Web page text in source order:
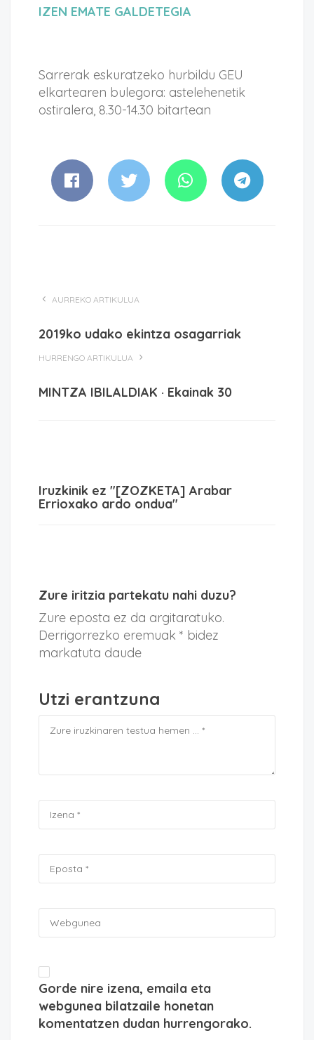
IZEN EMATE GALDETEGIA
Sarrerak eskuratzeko hurbildu GEU
elkartearen bulegora: astelehenetik
ostiralera, 8.30-14.30 bitartean
AURREKO ARTIKULUA
2019ko udako ekintza osagarriak
HURRENGO ARTIKULUA
MINTZA IBILALDIAK · Ekainak 30
Iruzkinik ez "[ZOZKETA] Arabar
Errioxako ardo ondua"
Zure iritzia partekatu nahi duzu?
Zure eposta ez da argitaratuko.
Derrigorrezko eremuak * bidez
markatuta daude
Utzi erantzuna
Gorde nire izena, emaila eta
webgunea bilatzaile honetan
komentatzen dudan hurrengorako.